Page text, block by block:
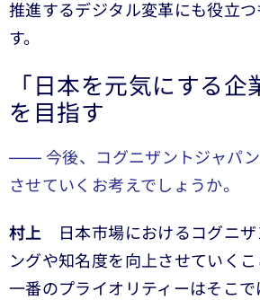
推進するデジタル変革にも役立
す。
「日本を元気にする企
を目指す
―― 今後、コグニザントジャパ
させていくお考えでしょうか。
村上 日本市場におけるコグニザ
ングや知名度を向上させていくこ
一番のプライオリティーはそこ